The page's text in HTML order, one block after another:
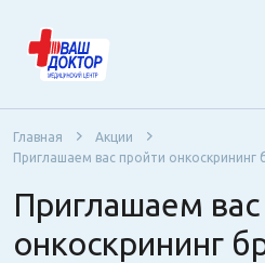
Главная
Акции
Приглашаем вас пройти
Приглашаем
онкоскрининг